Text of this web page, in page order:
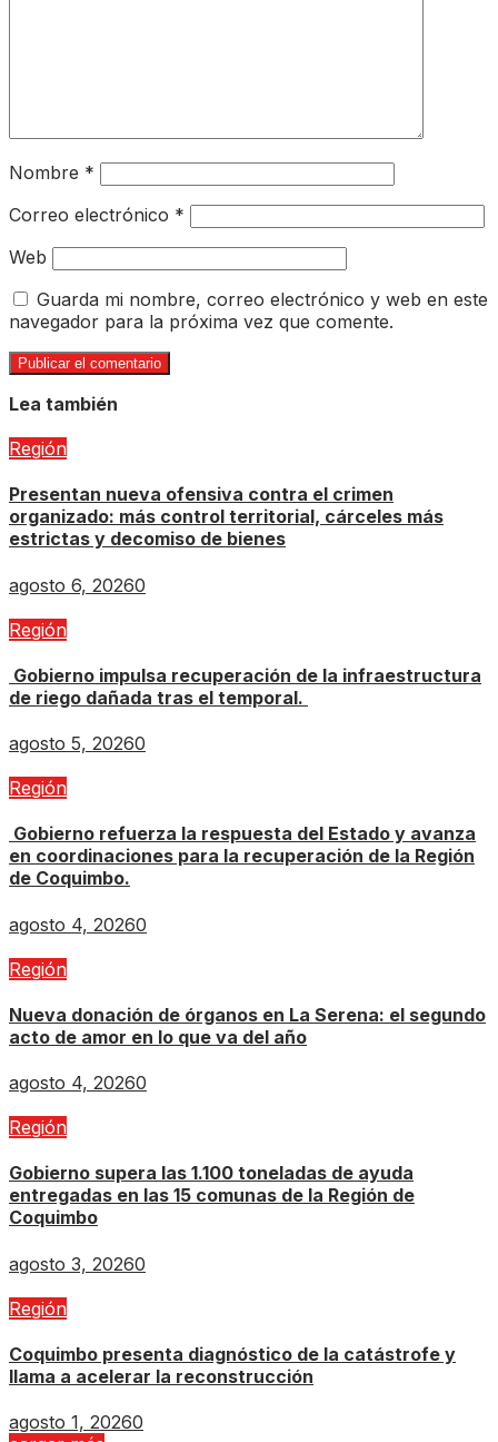
Nombre *
Correo electrónico *
Web
Guarda mi nombre, correo electrónico y web en este
navegador para la próxima vez que comente.
Lea también
Región
Presentan nueva ofensiva contra el crimen
organizado: más control territorial, cárceles más
estrictas y decomiso de bienes
agosto 6, 20260
Región
Gobierno impulsa recuperación de la infraestructura
de riego dañada tras el temporal.
agosto 5, 20260
Región
Gobierno refuerza la respuesta del Estado y avanza
en coordinaciones para la recuperación de la Región
de Coquimbo.
agosto 4, 20260
Región
Nueva donación de órganos en La Serena: el segundo
acto de amor en lo que va del año
agosto 4, 20260
Región
Gobierno supera las 1.100 toneladas de ayuda
entregadas en las 15 comunas de la Región de
Coquimbo
agosto 3, 20260
Región
Coquimbo presenta diagnóstico de la catástrofe y
llama a acelerar la reconstrucción
agosto 1, 20260